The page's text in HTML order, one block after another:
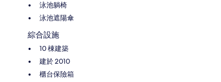
泳池躺椅
泳池遮陽傘
綜合設施
10 棟建築
建於 2010
櫃台保險箱